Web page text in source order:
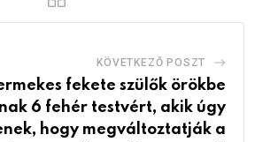
KÖVETKEZŐ POSZT
fekete szülők örökbe
6 fehér testvért, akik úgy
hogy megváltoztatják a